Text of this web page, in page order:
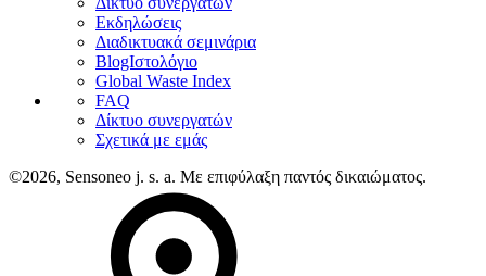
Εκδηλώσεις
Διαδικτυακά σεμινάρια
BlogΙστολόγιο
Global Waste Index
FAQ
Δίκτυο συνεργατών
Σχετικά με εμάς
©2026, Sensoneo j. s. a. Με επιφύλαξη παντός δικαιώματος.